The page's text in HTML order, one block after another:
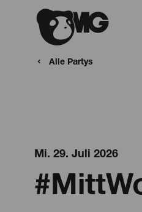
Alle Partys
Mi. 29. Juli 2026